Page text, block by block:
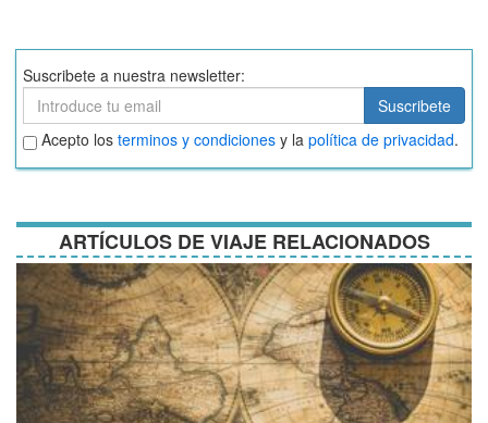
Suscribete a nuestra newsletter:
Suscribete
Suscribete
Aceptar
términos
y
Acepto los terminos y condiciones y la política de privacidad.
ARTÍCULOS DE VIAJE RELACIONADOS